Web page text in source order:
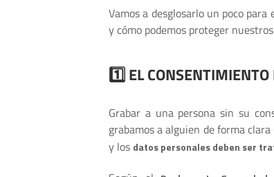
Vamos a desglosarlo un poco
y cómo podemos proteger
1️⃣ EL
Grabar a una persona sin su
grabamos a alguien de forma
y los datos personales deben ser